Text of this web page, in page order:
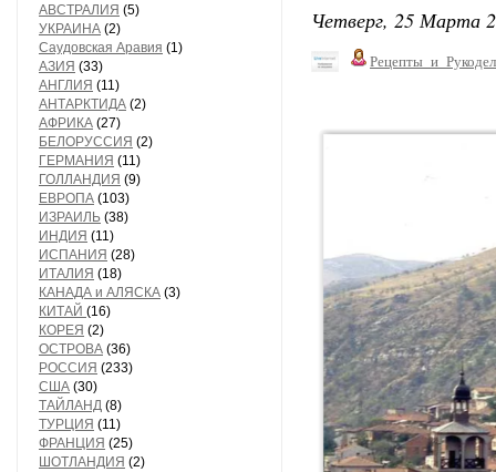
АВСТРАЛИЯ (5)
УКРАИНА (2)
Саудовская Аравия (1)
АЗИЯ (33)
АНГЛИЯ (11)
АНТАРКТИДА (2)
АФРИКА (27)
БЕЛОРУССИЯ (2)
ГЕРМАНИЯ (11)
ГОЛЛАНДИЯ (9)
ЕВРОПА (103)
ИЗРАИЛЬ (38)
ИНДИЯ (11)
ИСПАНИЯ (28)
ИТАЛИЯ (18)
КАНАДА и АЛЯСКА (3)
КИТАЙ (16)
КОРЕЯ (2)
ОСТРОВА (36)
РОССИЯ (233)
США (30)
ТАЙЛАНД (8)
ТУРЦИЯ (11)
ФРАНЦИЯ (25)
ШОТЛАНДИЯ (2)
Четверг, 25 Марта